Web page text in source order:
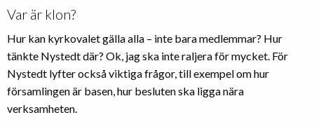
Var är klon?
Hur kan kyrkovalet gälla alla – inte bara medlemmar? Hur
tänkte Nystedt där? Ok, jag ska inte raljera för mycket. För
Nystedt lyfter också viktiga frågor, till exempel om hur
församlingen är basen, hur besluten ska ligga nära
verksamheten.